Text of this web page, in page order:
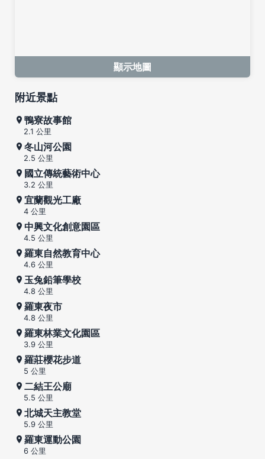
顯示地圖
附近景點
鴨寮故事館
2.1 公里
冬山河公園
2.5 公里
國立傳統藝術中心
3.2 公里
宜蘭觀光工廠
4 公里
中興文化創意園區
4.5 公里
羅東自然教育中心
4.6 公里
玉兔鉛筆學校
4.8 公里
羅東夜市
4.8 公里
羅東林業文化園區
3.9 公里
羅莊櫻花步道
5 公里
二結王公廟
5.5 公里
北城天主教堂
5.9 公里
羅東運動公園
6 公里